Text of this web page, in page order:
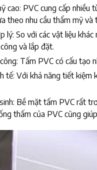
cao: PVC cung cấp nhiều
theo nhu cầu thẩm mỹ và
lý: So với các vật liệu
và lắp đặt.
Tấm PVC có cấu tạo
tế: Với khả năng tiết kiệm
Bề mặt tấm PVC rất
thấm của PVC cũng